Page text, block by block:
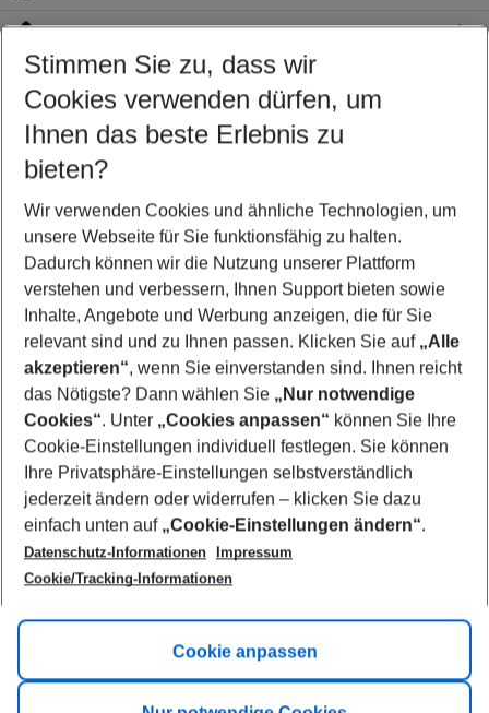
Location
Customize your offer
Find the perfect deal which suits your best
Your departure airport
Any airport
Select your date range
08/08/26–06/08/27 5-8 nights
Who will travel
2 adults No children
Show more filter
Footer
Footer navigation
Title A
Link A
Stimmen Sie zu, dass wir
Cookies verwenden dürfen, um
Ihnen das beste Erlebnis zu
bieten?
Wir verwenden Cookies und ähnliche Technologien, um
unsere Webseite für Sie funktionsfähig zu halten.
Dadurch können wir die Nutzung unserer Plattform
verstehen und verbessern, Ihnen Support bieten sowie
Inhalte, Angebote und Werbung anzeigen, die für Sie
relevant sind und zu Ihnen passen. Klicken Sie auf „Alle
akzeptieren“, wenn Sie einverstanden sind. Ihnen reicht
das Nötigste? Dann wählen Sie „Nur notwendige
Cookies“. Unter „Cookies anpassen“ können Sie Ihre
Cookie-Einstellungen individuell festlegen. Sie können
Ihre Privatsphäre-Einstellungen selbstverständlich
jederzeit ändern oder widerrufen – klicken Sie dazu
einfach unten auf „Cookie-Einstellungen ändern“.
Datenschutz-Informationen
Impressum
Cookie/Tracking-Informationen
Cookie anpassen